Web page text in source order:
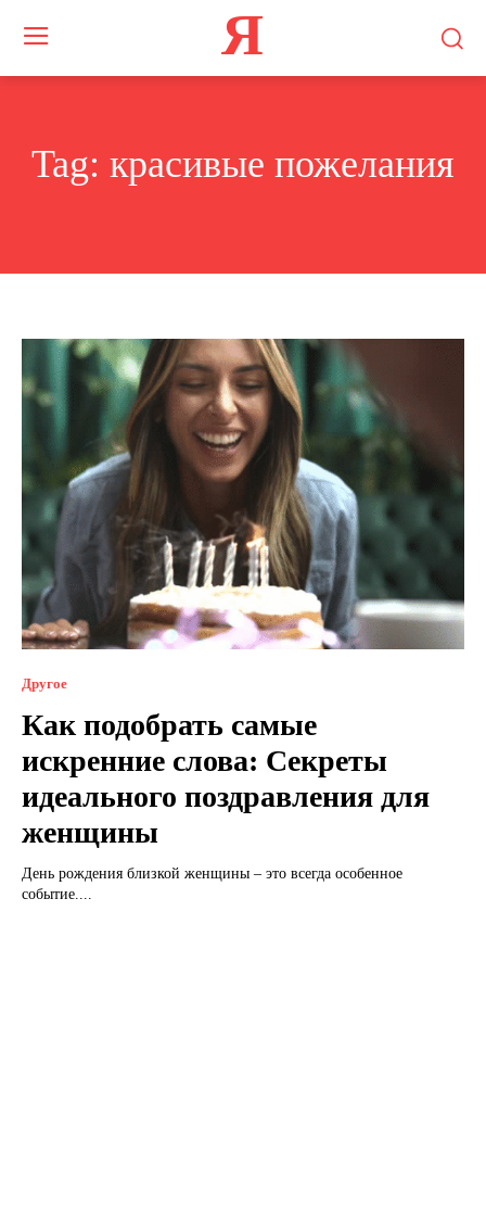
Я
Tag: красивые пожелания
Другое
Как подобрать самые
искренние слова: Секреты
идеального поздравления для
женщины
День рождения близкой женщины – это всегда особенное
событие....